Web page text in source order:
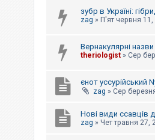
зубр в Україні:
zag » П'ят червня
Вернакулярні
theriologist » Сер
єнот уссурійський
zag » Сер
Нові види ссавців
zag » Чет травня 27,